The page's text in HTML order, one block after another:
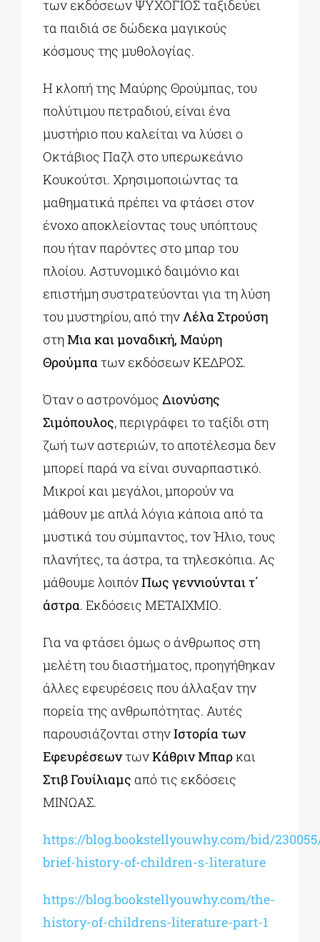
των εκδόσεων ΨΥΧΟΓΙΟΣ ταξιδεύει
τα παιδιά σε δώδεκα μαγικούς
κόσμους της μυθολογίας.
Η κλοπή της Μαύρης Θρούμπας, του
πολύτιμου πετραδιού, είναι ένα
μυστήριο που καλείται να λύσει ο
Οκτάβιος Παζλ στο υπερωκεάνιο
Κουκούτσι. Χρησιμοποιώντας τα
μαθηματικά πρέπει να φτάσει στον
ένοχο αποκλείοντας τους υπόπτους
που ήταν παρόντες στο μπαρ του
πλοίου. Αστυνομικό δαιμόνιο και
επιστήμη συστρατεύονται για τη λύση
του μυστηρίου, από τηνΛέλα Στρούση
στηΜια και μοναδική, Μαύρη
Θρούμπα των εκδόσεων ΚΕΔΡΟΣ.
Όταν ο αστρονόμος Διονύσης
Σιμόπουλος, περιγράφει το ταξίδι στη
ζωή των αστεριών, το αποτέλεσμα δεν
μπορεί παρά να είναι συναρπαστικό.
Μικροί και μεγάλοι, μπορούν να
μάθουν με απλά λόγια κάποια από τα
μυστικά του σύμπαντος, τον Ήλιο, τους
πλανήτες, τα άστρα, τα τηλεσκόπια. Ας
μάθουμε λοιπόνΠως γεννιούνται τ΄
άστρα. Εκδόσεις ΜΕΤΑΙΧΜΙΟ.
Για να φτάσει όμως ο άνθρωπος στη
μελέτη του διαστήματος, προηγήθηκαν
άλλες εφευρέσεις που άλλαξαν την
πορεία της ανθρωπότητας. Αυτές
παρουσιάζονται στηνΙστορία των
ΕφευρέσεωντωνΚάθριν Μπαρκαι
Στιβ Γουίλιαμς από τις εκδόσεις
ΜΙΝΩΑΣ.
https://blog.bookstellyouwhy.com/bid/
brief-history-of-children-s-literature
https://blog.bookstellyouwhy.com/the-
history-of-childrens-literature-part-1